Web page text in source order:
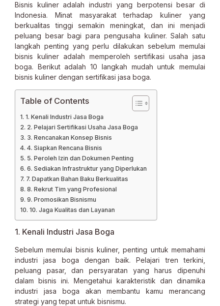
Bisnis kuliner adalah industri yang berpotensi besar di
Indonesia. Minat masyarakat terhadap kuliner yang
berkualitas tinggi semakin meningkat, dan ini menjadi
peluang besar bagi para pengusaha kuliner. Salah satu
langkah penting yang perlu dilakukan sebelum memulai
bisnis kuliner adalah memperoleh sertifikasi usaha jasa
boga. Berikut adalah 10 langkah mudah untuk memulai
bisnis kuliner dengan sertifikasi jasa boga.
Table of Contents
1. Kenali Industri Jasa Boga
2. Pelajari Sertifikasi Usaha Jasa Boga
3. Rencanakan Konsep Bisnis
4. Siapkan Rencana Bisnis
5. Peroleh Izin dan Dokumen Penting
6. Sediakan Infrastruktur yang Diperlukan
7. Dapatkan Bahan Baku Berkualitas
8. Rekrut Tim yang Profesional
9. Promosikan Bisnismu
10. Jaga Kualitas dan Layanan
1. Kenali Industri Jasa Boga
Sebelum memulai bisnis kuliner, penting untuk memahami
industri jasa boga dengan baik. Pelajari tren terkini,
peluang pasar, dan persyaratan yang harus dipenuhi
dalam bisnis ini. Mengetahui karakteristik dan dinamika
industri jasa boga akan membantu kamu merancang
strategi yang tepat untuk bisnismu.